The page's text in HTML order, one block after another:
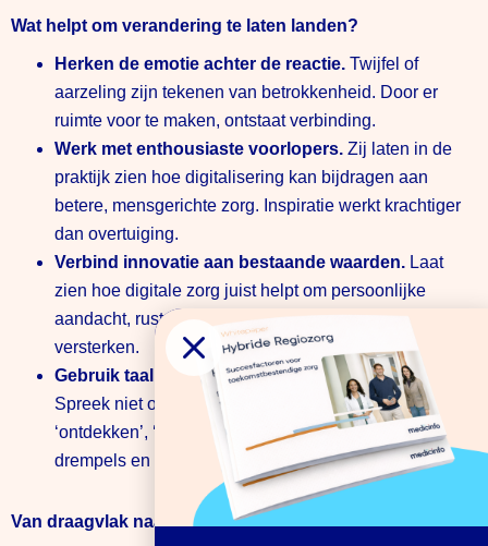
Wat helpt om verandering te laten landen?
Herken de emotie achter de reactie. Twijfel of
aarzeling zijn tekenen van betrokkenheid. Door er
ruimte voor te maken, ontstaat verbinding.
Werk met enthousiaste voorlopers. Zij laten in de
praktijk zien hoe digitalisering kan bijdragen aan
betere, mensgerichte zorg. Inspiratie werkt krachtiger
dan overtuiging.
Verbind innovatie aan bestaande waarden. Laat
zien hoe digitale zorg juist helpt om persoonlijke
aandacht, rust in het werk of samenwerking te
versterken.
Gebruik taal die uitnodigt.Woorden doen ertoe.
Spreek niet over ‘implementeren’, maar over
‘ontdekken’, ‘ontwerpen’ of ‘uitproberen’. Dat verlaagt
drempels en stimuleert eigenaarschap.
Van draagvlak naar eigenaarschap